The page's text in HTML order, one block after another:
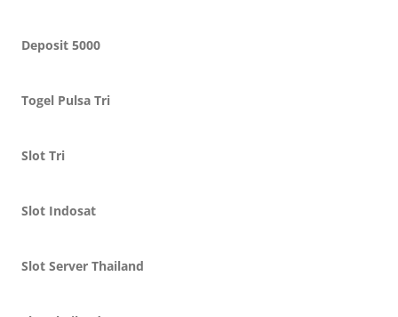
Deposit 5000
Togel Pulsa Tri
Slot Tri
Slot Indosat
Slot Server Thailand